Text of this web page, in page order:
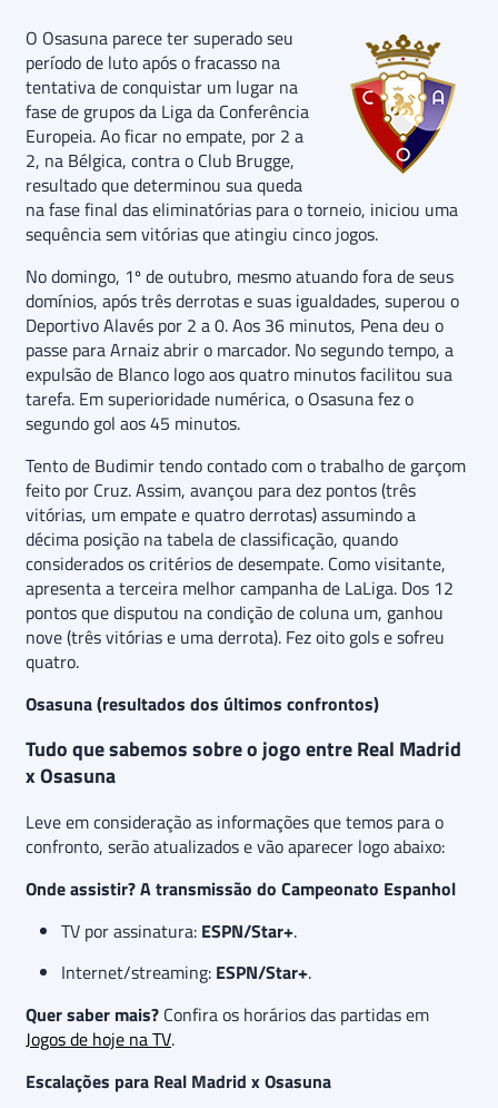
O Osasuna parece ter superado seu
período de luto após o fracasso na
tentativa de conquistar um lugar na
fase de grupos da Liga da Conferência
Europeia. Ao ficar no empate, por 2 a
2, na Bélgica, contra o Club Brugge,
resultado que determinou sua queda
na fase final das eliminatórias para o torneio, iniciou uma
sequência sem vitórias que atingiu cinco jogos.
No domingo, 1º de outubro, mesmo atuando fora de seus
domínios, após três derrotas e suas igualdades, superou o
Deportivo Alavés por 2 a 0. Aos 36 minutos, Pena deu o
passe para Arnaiz abrir o marcador. No segundo tempo, a
expulsão de Blanco logo aos quatro minutos facilitou sua
tarefa. Em superioridade numérica, o Osasuna fez o
segundo gol aos 45 minutos.
Tento de Budimir tendo contado com o trabalho de garçom
feito por Cruz. Assim, avançou para dez pontos (três
vitórias, um empate e quatro derrotas) assumindo a
décima posição na tabela de classificação, quando
considerados os critérios de desempate. Como visitante,
apresenta a terceira melhor campanha de LaLiga. Dos 12
pontos que disputou na condição de coluna um, ganhou
nove (três vitórias e uma derrota). Fez oito gols e sofreu
quatro.
Osasuna (resultados dos últimos confrontos)
Tudo que sabemos sobre o jogo entre Real Madrid
x Osasuna
Leve em consideração as informações que temos para o
confronto, serão atualizados e vão aparecer logo abaixo:
Onde assistir? A transmissão do Campeonato Espanhol
TV por assinatura: ESPN/Star+.
Internet/streaming: ESPN/Star+.
Quer saber mais? Confira os horários das partidas em
Jogos de hoje na TV.
Escalações para Real Madrid x Osasuna